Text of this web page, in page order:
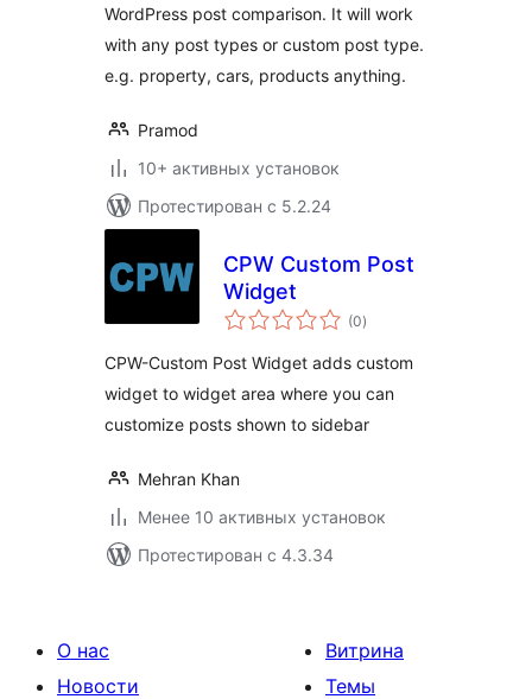
WordPress post comparison. It will work
with any post types or custom post type.
e.g. property, cars, products anything.
Pramod
10+ активных установок
Протестирован с 5.2.24
CPW Custom Post
Widget
(0общий
рейтинг
)
CPW-Custom Post Widget adds custom
widget to widget area where you can
customize posts shown to sidebar
Mehran Khan
Менее 10 активных установок
Протестирован с 4.3.34
О нас
Новости
Витрина
Темы